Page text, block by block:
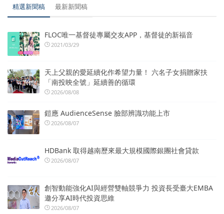
精選新聞稿 最新新聞稿
FLOC唯一基督徒專屬交友APP，基督徒的新福音
2021/03/29
天上父親的愛延續化作希望力量！ 六名子女捐贈家扶
「南投映全號」延續善的循環
2026/08/08
鎧應 AudienceSense 臉部辨識功能上市
2026/08/07
HDBank 取得越南歷來最大規模國際銀團社會貸款
2026/08/07
創智動能強化AI與經營雙軸競爭力 投資長受臺大EMBA
邀分享AI時代投資思維
2026/08/07